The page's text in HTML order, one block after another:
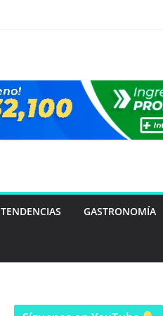
TENDENCIAS GASTRONOMÍA